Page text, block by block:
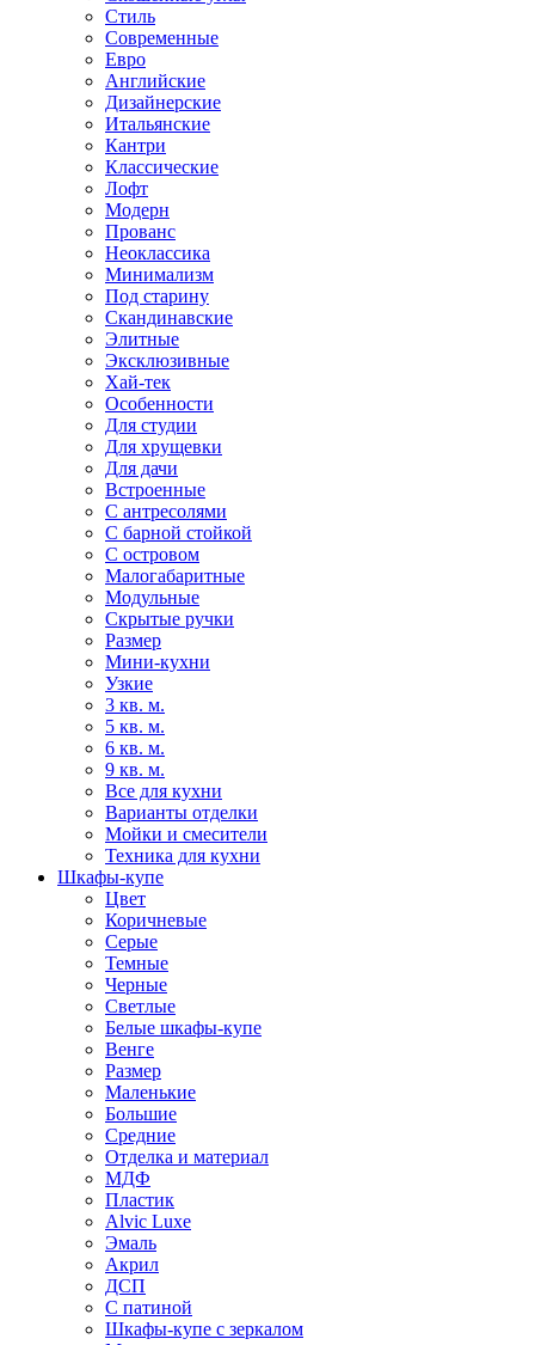
Стиль
Современные
Евро
Английские
Дизайнерские
Итальянские
Кантри
Классические
Лофт
Модерн
Прованс
Неоклассика
Минимализм
Под старину
Скандинавские
Элитные
Эксклюзивные
Хай-тек
Особенности
Для студии
Для хрущевки
Для дачи
Встроенные
С антресолями
С барной стойкой
С островом
Малогабаритные
Модульные
Скрытые ручки
Размер
Мини-кухни
Узкие
3 кв. м.
5 кв. м.
6 кв. м.
9 кв. м.
Все для кухни
Варианты отделки
Мойки и смесители
Техника для кухни
Шкафы-купе
Цвет
Коричневые
Серые
Темные
Черные
Светлые
Белые шкафы-купе
Венге
Размер
Маленькие
Большие
Средние
Отделка и материал
МДФ
Пластик
Alvic Luxe
Эмаль
Акрил
ДСП
С патиной
Шкафы-купе с зеркалом